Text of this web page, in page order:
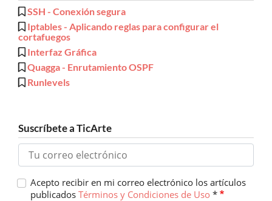
SSH - Conexión segura
Iptables - Aplicando reglas para configurar el
cortafuegos
Interfaz Gráfica
Quagga - Enrutamiento OSPF
Runlevels
Suscríbete a TicArte
Acepto recibir en mi correo electrónico los artículos
publicados Términos y Condiciones de Uso *